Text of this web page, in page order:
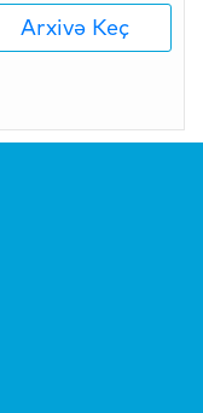
Arxivə Keç